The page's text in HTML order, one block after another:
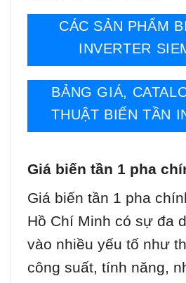
CÁC SẢN PHẨM
INVERTER
BẢNG GIÁ,
THUẬT BIẾN TẦN
Giá biến tần 1 pha
Giá biến tần 1 pha
Hồ Chí Minh có sự đa
vào nhiều yếu tố như
công suất, tính năng,